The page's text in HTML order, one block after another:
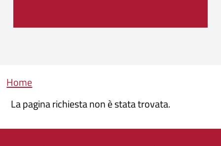
Briciole di pane
Home
La pagina richiesta non è stata trovata.